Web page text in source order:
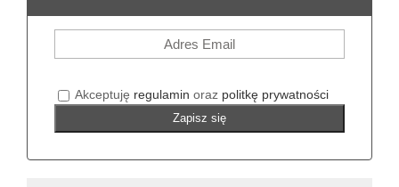
Akceptuję regulamin oraz politkę prywatności
Zapisz się